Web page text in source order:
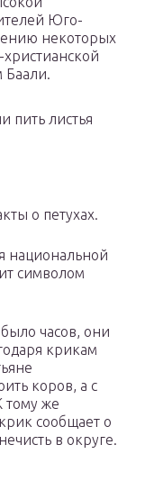
Юго-
некоторых
Баали.
пить листья
о петухах.
национальной
символом
часов, они
крикам
коров, а с
тому же
сообщает о
в округе.